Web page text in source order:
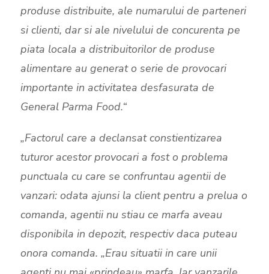
produse distribuite, ale numarului de parteneri
si clienti, dar si ale nivelului de concurenta pe
piata locala a distribuitorilor de produse
alimentare au generat o serie de provocari
importante in activitatea desfasurata de
General Parma Food.“
„Factorul care a declansat constientizarea
tuturor acestor provocari a fost o problema
punctuala cu care se confruntau agentii de
vanzari: odata ajunsi la client pentru a prelua o
comanda, agentii nu stiau ce marfa aveau
disponibila in depozit, respectiv daca puteau
onora comanda. „Erau situatii in care unii